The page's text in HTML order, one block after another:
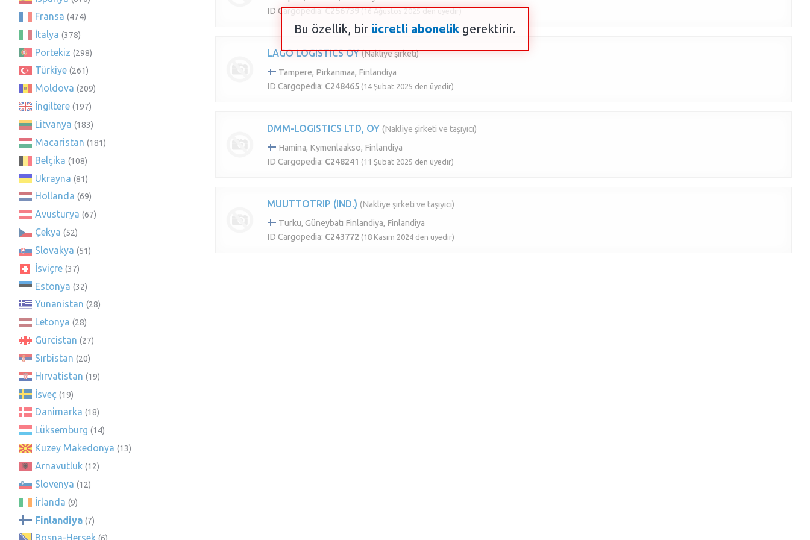
Fransa (474)
İtalya (378)
Portekiz (298)
Türkiye (261)
Moldova (209)
İngiltere (197)
Litvanya (183)
Macaristan (181)
Belçika (108)
Ukrayna (81)
Hollanda (69)
Avusturya (67)
Çekya (52)
Slovakya (51)
İsviçre (37)
Estonya (32)
Yunanistan (28)
Letonya (28)
Gürcistan (27)
Sırbistan (20)
Hırvatistan (19)
İsveç (19)
Danimarka (18)
Lüksemburg (14)
Kuzey Makedonya (13)
Arnavutluk (12)
Slovenya (12)
İrlanda (9)
Finlandiya (7)
Bosna-Hersek
ID Cargopedia:C256739 (16 Ağustos 2025 den üyedir)
LAGO LOGISTICS OY (Nakliye şirketi)
Tampere, Pirkanmaa, Finlandiya
ID Cargopedia: C248465 (14 Şubat 2025 den üyedir)
DMM-LOGISTICS LTD, OY (Nakliye şirketi ve taşıyıcı)
Hamina, Kymenlaakso, Finlandiya
ID Cargopedia: C248241 (11 Şubat 2025 den üyedir)
MUUTTOTRIP (IND.) (Nakliye şirketi ve taşıyıcı)
Turku, Güneybatı Finlandiya, Finlandiya
ID Cargopedia: C243772 (18 Kasım 2024 den üyedir)
Bu özellik, bir ücretli abonelik gerektirir.